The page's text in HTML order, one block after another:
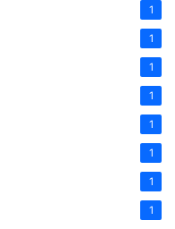
1
1
1
1
1
1
1
1